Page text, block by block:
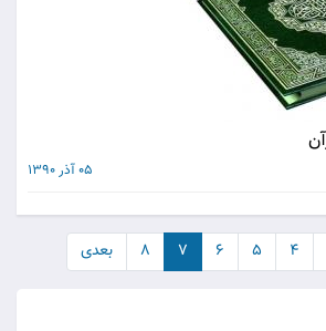
05 آذر 1390
۴ ۵ ۶ ۷ ۸ بعدی